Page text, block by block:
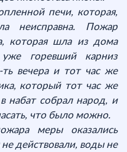
печи, которая,
неисправна. Пожар
которая шла из дома
горевший карниз
вечера и тот час же
который тот час же
набат собрал народ, и
что было можно.
меры оказались
действовали, воды не